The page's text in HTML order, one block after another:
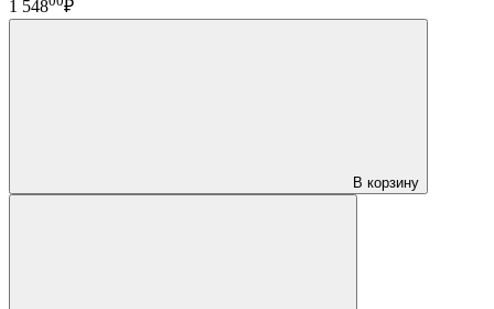
1 548 ₽
В корзину